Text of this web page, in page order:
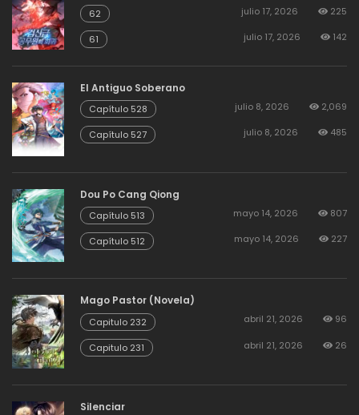
62 julio 17, 2026 225
61 julio 17, 2026 142
El Antiguo Soberano
Capítulo 528 julio 8, 2026 2,069
Capítulo 527 julio 8, 2026 485
Dou Po Cang Qiong
Capítulo 513 mayo 14, 2026 807
Capítulo 512 mayo 14, 2026 227
Mago Pastor (Novela)
Capitulo 232 abril 21, 2026 96
Capitulo 231 abril 21, 2026 26
Silenciar